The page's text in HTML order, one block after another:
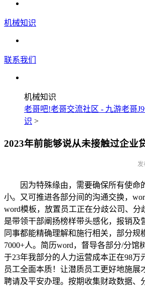
机械知识
联系我们
机械知识
老哥吧!老哥交流社区 - 九游老哥
识 >
2023年前能够说从未接触过企业
发
因为特殊缘由，需要确保所有使命
小。又可推进各部分间的沟通交换，
word模板，放置员工正在分歧公司、分
是带领干部阐扬榜样带头感化，报销及
同事都能精确理解和施行相关，部分规
7000+人。简历word，督导各部分/分馆
于23年我部分的人力运营成本正在98万
员工全面本质！让潜质员工更好地施展
聘请及平安办理。按期收集财政数据、